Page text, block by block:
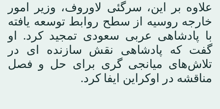
علاوه بر این، سرگئی لاوروف، وزیر امور
خارجه روسیه از سطح روابط توسعه یافته
با پادشاهی عربی سعودی تمجید کرد. او
گفت که پادشاهی نقش سازنده ای در
تلاش‌های میانجی گری برای حل و فصل
مناقشه در اوکراین ایفا کرد.